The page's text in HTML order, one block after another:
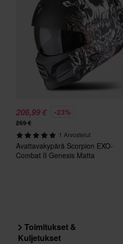
206,99 € -23%
269 €
1 Arvostelut
Avattavakypärä Scorpion EXO-
Combat II Genesis Matta
Toimitukset &
Kuljetukset